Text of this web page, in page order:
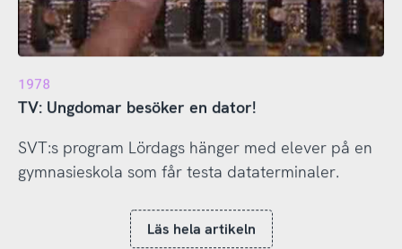
1978
TV: Ungdomar besöker en dator!
SVT:s program Lördags hänger med elever på en
gymnasieskola som får testa dataterminaler.
Läs hela artikeln